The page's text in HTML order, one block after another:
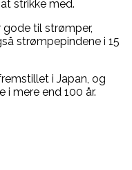
strikke med.
til strømper,
strømpepindene i 15
i Japan, og
i mere end 100 år.